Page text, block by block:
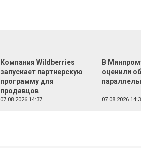
Компания Wildberries
запускает партнерскую
программу для
продавцов
07.08.2026 14:37
В
оценили
07.08.2026